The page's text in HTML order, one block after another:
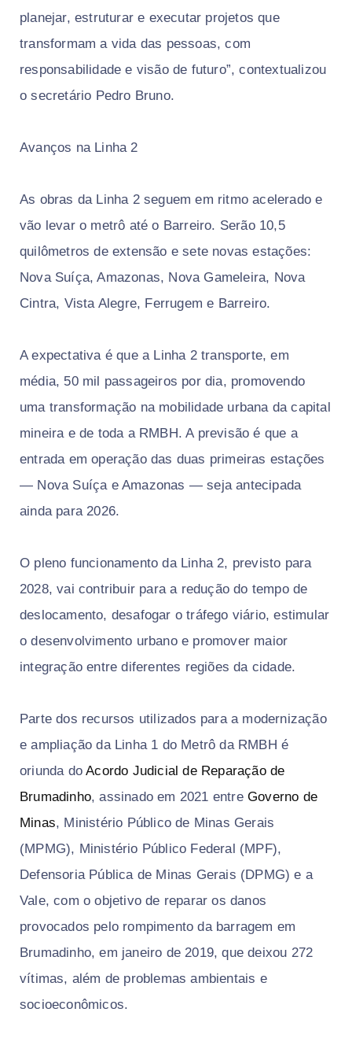
planejar, estruturar e executar projetos que
transformam a vida das pessoas, com
responsabilidade e visão de futuro”, contextualizou
o secretário Pedro Bruno.
Avanços na Linha 2
As obras da Linha 2 seguem em ritmo acelerado e
vão levar o metrô até o Barreiro. Serão 10,5
quilômetros de extensão e sete novas estações:
Nova Suíça, Amazonas, Nova Gameleira, Nova
Cintra, Vista Alegre, Ferrugem e Barreiro.
A expectativa é que a Linha 2 transporte, em
média, 50 mil passageiros por dia, promovendo
uma transformação na mobilidade urbana da capital
mineira e de toda a RMBH. A previsão é que a
entrada em operação das duas primeiras estações
— Nova Suíça e Amazonas — seja antecipada
ainda para 2026.
O pleno funcionamento da Linha 2, previsto para
2028, vai contribuir para a redução do tempo de
deslocamento, desafogar o tráfego viário, estimular
o desenvolvimento urbano e promover maior
integração entre diferentes regiões da cidade.
Parte dos recursos utilizados para a modernização
e ampliação da Linha 1 do Metrô da RMBH é
oriunda doAcordo Judicial de Reparação de
Brumadinho, assinado em 2021 entre Governo de
Minas, Ministério Público de Minas Gerais
(MPMG), Ministério Público Federal (MPF),
Defensoria Pública de Minas Gerais (DPMG) e a
Vale, com o objetivo de reparar os danos
provocados pelo rompimento da barragem em
Brumadinho, em janeiro de 2019, que deixou 272
vítimas, além de problemas ambientais e
socioeconômicos.